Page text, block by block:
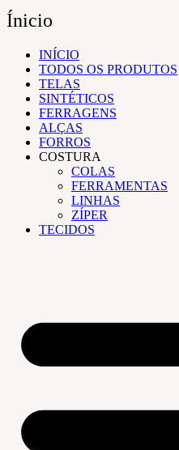
Ínicio
INÍCIO
TODOS OS PRODUTOS
TELAS
SINTÉTICOS
FERRAGENS
ALÇAS
FORROS
COSTURA
COLAS
FERRAMENTAS
LINHAS
ZÍPER
TECIDOS